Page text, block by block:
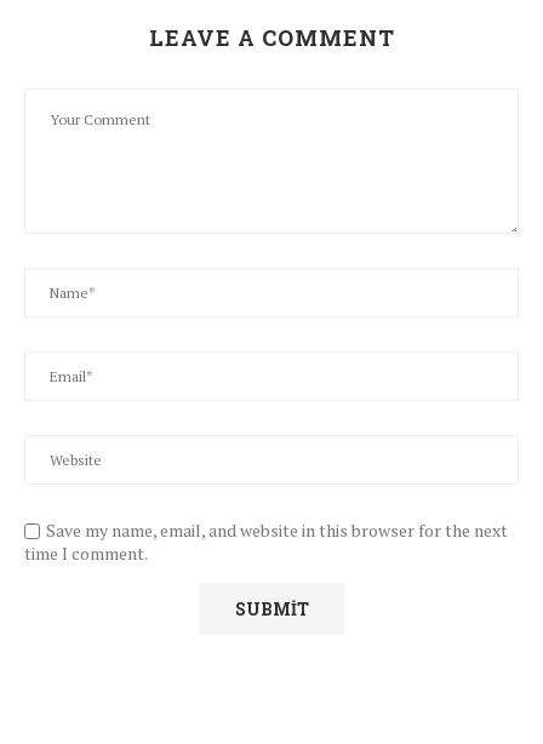
LEAVE A COMMENT
Save my name, email, and website in this browser for the next
time I comment.